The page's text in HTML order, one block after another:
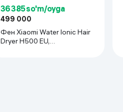
36 385 so'm/oyga
499 000
Фен Xiaomi Water Ionic Hair
Dryer H500 EU,